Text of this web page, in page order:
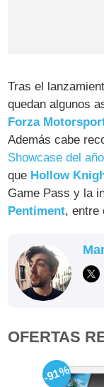
Tras el
quedan algunos
Forza
Además cabe
Showcase del
que Hollow
Game Pass y la
Pentiment, entre
OFERTAS
-91%